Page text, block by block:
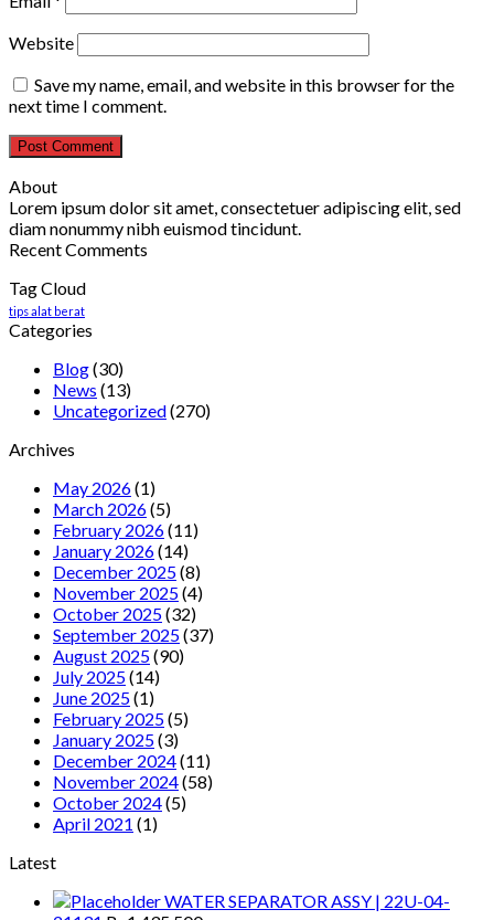
Website
Save my name, email, and website in this browser for the
next time I comment.
About
Lorem ipsum dolor sit amet, consectetuer adipiscing elit, sed
diam nonummy nibh euismod tincidunt.
Recent Comments
Tag Cloud
tips alat berat
Categories
Blog(30)
News (13)
Uncategorized(270)
Archives
May 2026(1)
March 2026(5)
February 2026(11)
January 2026(14)
December 2025(8)
November 2025(4)
October 2025(32)
September 2025(37)
August 2025(90)
July 2025(14)
June 2025(1)
February 2025(5)
January 2025(3)
December 2024(11)
November 2024(58)
October 2024(5)
April 2021 (1)
Latest
WATER SEPARATOR ASSY | 22U-04-